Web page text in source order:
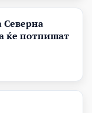
Северна
ќе потпишат